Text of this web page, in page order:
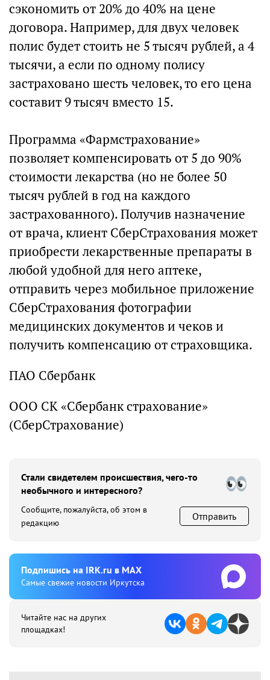
сэкономить от 20% до 40% на цене
договора. Например, для двух человек
полис будет стоить не 5 тысяч рублей, а 4
тысячи, а если по одному полису
застраховано шесть человек, то его цена
составит 9 тысяч вместо 15.
Программа «Фармстрахование»
позволяет компенсировать от 5 до 90%
стоимости лекарства (но не более 50
тысяч рублей в год на каждого
застрахованного). Получив назначение
от врача, клиент СберСтрахования может
приобрести лекарственные препараты в
любой удобной для него аптеке,
отправить через мобильное приложение
СберСтрахования фотографии
медицинских документов и чеков и
получить компенсацию от страховщика.
ПАО Сбербанк
ООО СК «Сбербанк страхование»
(СберСтрахование)
Стали свидетелем происшествия, чего-то
необычного и интересного?
Сообщите, пожалуйста, об этом в
редакцию
Отправить
Подпишиcь на IRK.ru в MAX
Cамые свежие новости Иркутска
Читайте нас на других
площадках!